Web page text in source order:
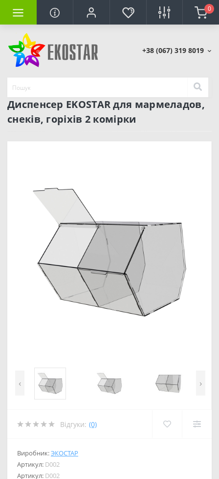
0
+38 (067) 319 8019
Диспенсер EKOSTAR для мармеладов,
снеків, горіхів 2 комірки
‹ ›
Відгуки: (0)
Виробник:ЭКОСТАР
Артикул: D002
Артикул: D002